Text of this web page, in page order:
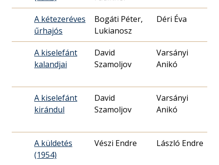
A kétezeréves
űrhajós
Bogáti Péter,
Lukianosz
Déri Éva
A kiselefánt
kalandjai
David
Szamoljov
Varsányi
Anikó
A kiselefánt
kirándul
David
Szamoljov
Varsányi
Anikó
A küldetés
(1954)
Vészi Endre László Endre